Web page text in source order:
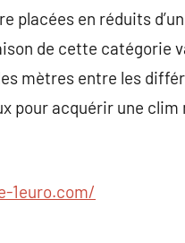
placées en réduits
de cette catégorie
mètres entre les
pour acquérir une
1euro.com/